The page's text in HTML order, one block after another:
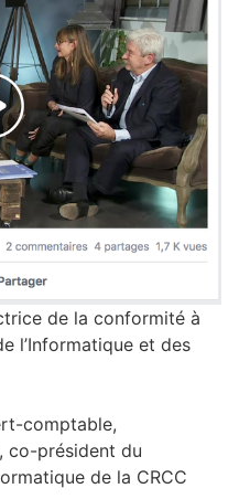
de la conformité à
l’Informatique et des
comptable,
co-président du
de la CRCC